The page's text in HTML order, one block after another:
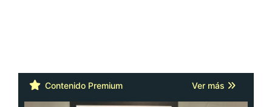
Contenido Premium Ver más